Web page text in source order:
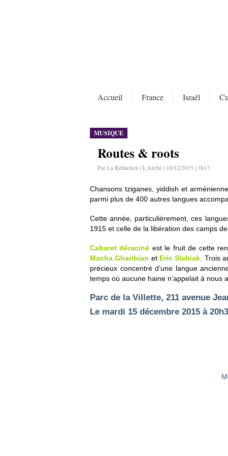
Accueil France Israël
MUSIQUE
Routes & roots
Par La Rédaction | L'Arche | 10/12/2015 | 3h17
Chansons tziganes, yiddish et
parmi plus de 400 autres langues
Cette année, particulièrement, ces
1915 et celle de la libération des camps de
Cabaret déraciné est le fruit de cette
Macha Gharibian et Eric Slabiak . Trois
précieux concentré d’une langue
temps où aucune haine n’appelait à nous
Parc de la Villette, 211 avenue
Le mardi 15 décembre 2015 à